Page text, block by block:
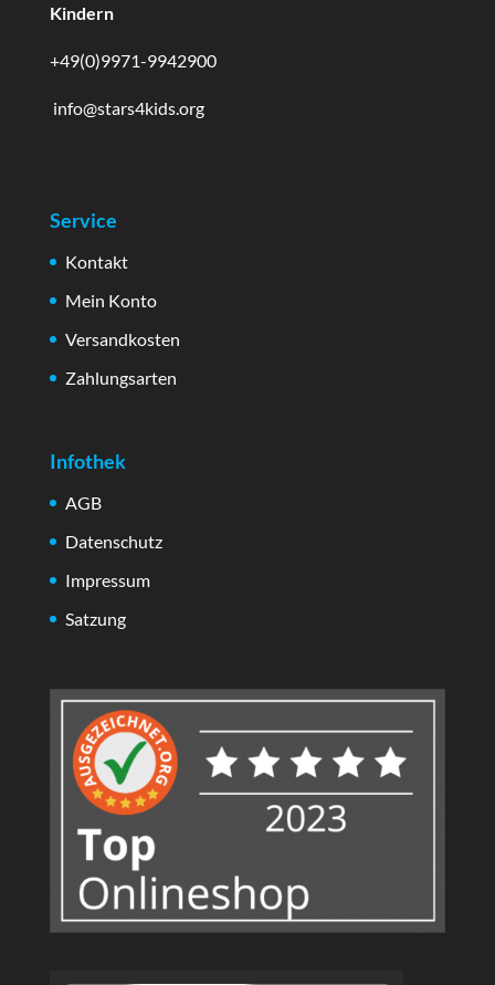
Kindern
+49(0)9971-9942900
info@stars4kids.org
Service
Kontakt
Mein Konto
Versandkosten
Zahlungsarten
Infothek
AGB
Datenschutz
Impressum
Satzung